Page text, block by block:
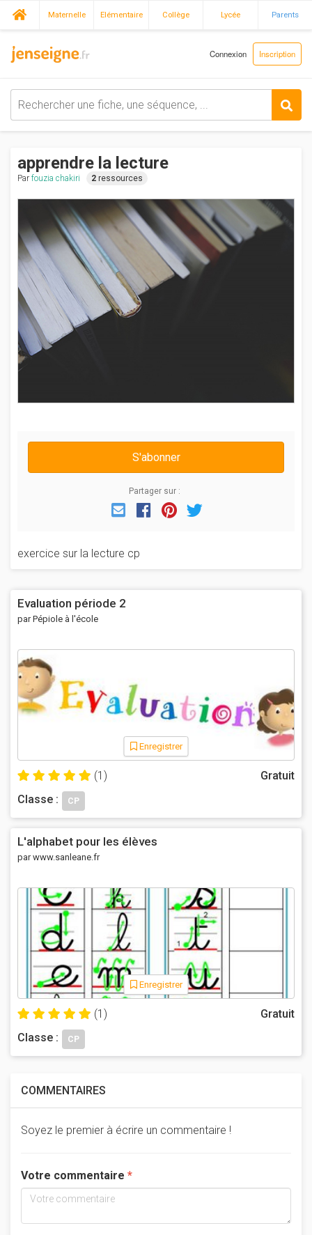
Maternelle Elémentaire Collège Lycée Parents
Connexion Inscription
apprendre la lecture
Par fouzia chakiri 2 ressources
S'abonner
Partager sur :
EmailFacebook
Pinterest
exercice sur la lecture cp
Evaluation période 2
par Pépiole à l'école
Enregistrer
(1)
Gratuit
Classe :
CP
L'alphabet pour les élèves
par www.sanleane.fr
Enregistrer
(1)
Gratuit
Classe :
CP
COMMENTAIRES
Soyez le premier à écrire un commentaire !
Votre commentaire